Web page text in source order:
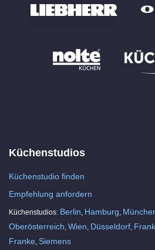
Küchenstudios
Küchenstudio finden
Empfehlung anfordern
Küchenstudios: Berlin Hamburg
Oberösterreich Wien Düsseldorf
Franke Siemens